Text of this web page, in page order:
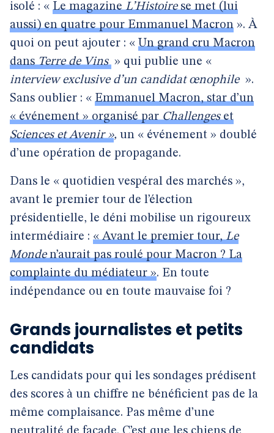
isolé : « Le magazineL’Histoirese met (lui
aussi) en quatre pour Emmanuel Macron ». À
quoi on peut ajouter : « Un grand cru Macron
dansTerre de Vins » qui publie une «
interview exclusive d’un candidat œnophile ».
Sans oublier : « Emmanuel Macron, star d’un
« événement » organisé parChallengeset
Sciences et Avenir », un « événement » doublé
d’une opération de propagande.
Dans le « quotidien vespéral des marchés »,
avant le premier tour de l’élection
présidentielle, le déni mobilise un rigoureux
intermédiaire : « Avant le premier tour,Le
Monden’aurait pas roulé pour Macron ? La
complainte du médiateur ». En toute
indépendance ou en toute mauvaise foi ?
Grands journalistes et petits
candidats
Les candidats pour qui les sondages prédisent
des scores à un chiffre ne bénéficient pas de la
même complaisance. Pas même d’une